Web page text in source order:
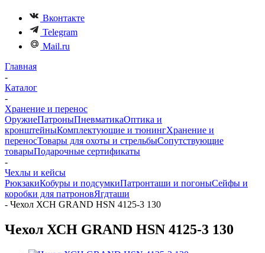
Вконтакте
Telegram
Mail.ru
Главная
-
Каталог
-
Хранение и перенос
ОружиеПатроныПневматикаОптика и
кронштейныКомплектующие и тюнингХранение и
переносТовары для охоты и стрельбыСопутствующие
товарыПодарочные сертификаты
-
Чехлы и кейсы
РюкзакиКобуры и подсумкиПатронташи и погоныСейфы и
коробки для патроновЯгдташи
- Чехол ХСН GRAND HSN 4125-3 130
Чехол ХСН GRAND HSN 4125-3 130